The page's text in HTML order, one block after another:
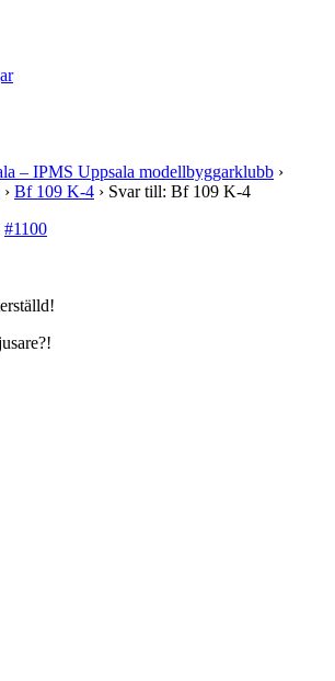
– IPMS Uppsala modellbyggarklubb ›
› Bf 109 K-4 › Svar till: Bf 109 K-4
#1100